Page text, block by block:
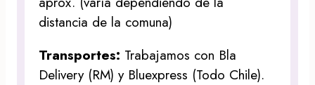
distancia de la comuna)
Transportes: Trabajamos con Bla
Delivery (RM) y Bluexpress (Todo Chile).